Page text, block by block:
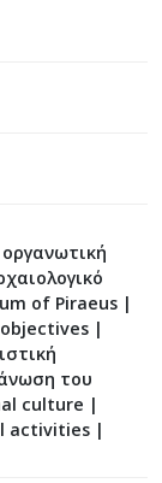
of Piraeus |
|
του
culture |
activities |